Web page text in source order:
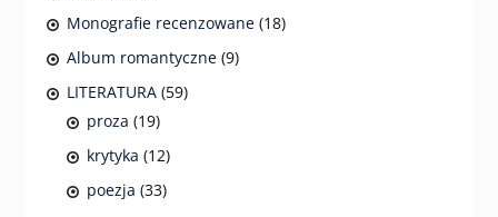
Monografie recenzowane (18)
Album romantyczne (9)
LITERATURA (59)
proza (19)
krytyka (12)
poezja (33)